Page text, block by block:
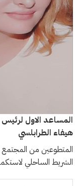
المساعد الاول
هيفاء الطرابلسي
المتطوعين من المجتمع
الشريط الساحلي